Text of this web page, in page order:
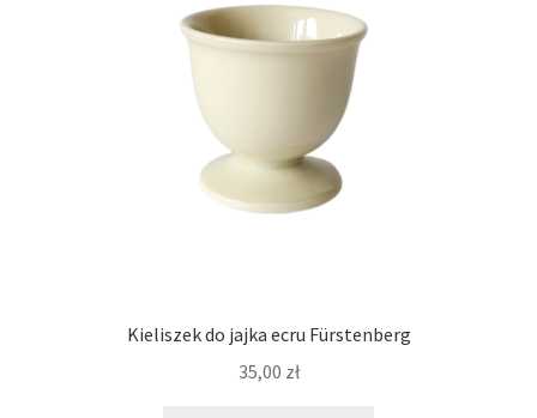
Kieliszek do jajka ecru Fürstenberg
35,00 zł